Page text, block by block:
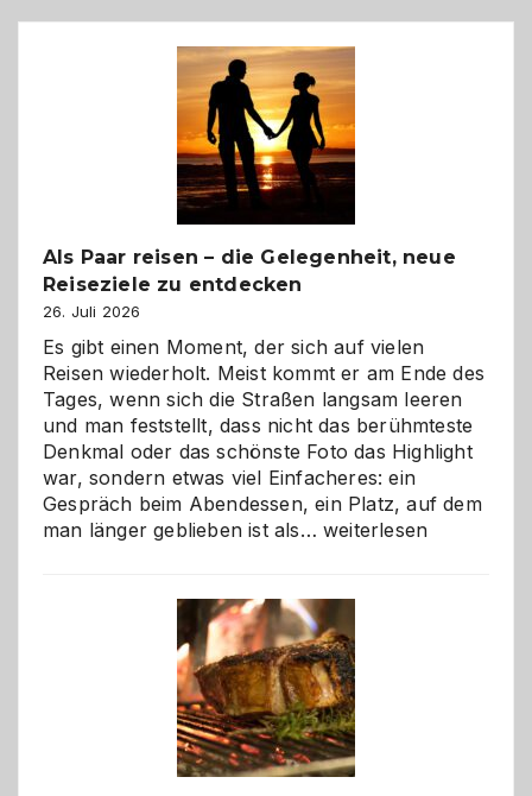
Als Paar reisen – die Gelegenheit, neue
Reiseziele zu entdecken
26. Juli 2026
Es gibt einen Moment, der sich auf vielen
Reisen wiederholt. Meist kommt er am Ende des
Tages, wenn sich die Straßen langsam leeren
und man feststellt, dass nicht das berühmteste
Denkmal oder das schönste Foto das Highlight
war, sondern etwas viel Einfacheres: ein
Gespräch beim Abendessen, ein Platz, auf dem
man länger geblieben ist als… Als
–
die
Gelegenheit,
neue
Reiseziele
zu
entdecken
weiterlesen